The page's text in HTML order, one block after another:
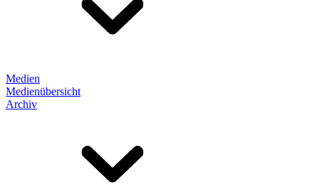
Medien
Medienübersicht
Archiv